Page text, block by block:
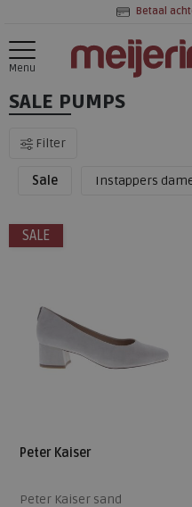
Betaal
Menu
SALE PUMPS
Filter
Sale Instappers
SALE
Peter Kaiser
Peter Kaiser sand